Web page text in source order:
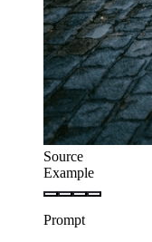
Source
Example
Prompt